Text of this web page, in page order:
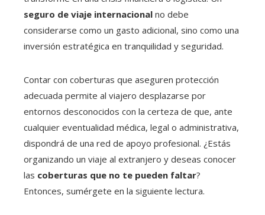
seguro de viaje internacional no debe
considerarse como un gasto adicional, sino como una
inversión estratégica en tranquilidad y seguridad.
Contar con coberturas que aseguren protección
adecuada permite al viajero desplazarse por
entornos desconocidos con la certeza de que, ante
cualquier eventualidad médica, legal o administrativa,
dispondrá de una red de apoyo profesional. ¿Estás
organizando un viaje al extranjero y deseas conocer
las coberturas que no te pueden faltar?
Entonces, sumérgete en la siguiente lectura.